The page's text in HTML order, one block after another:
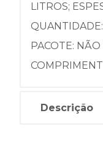
LITROS;
PACOTE:
Descrição